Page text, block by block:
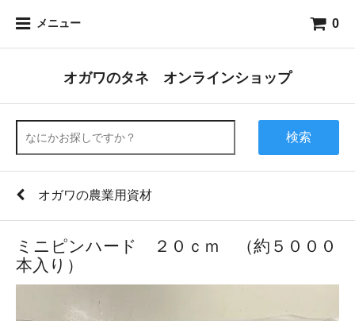
メニュー 0
オガワのタネ オンラインショップ
検索
オガワの農業用資材
ミニピンハード ２０ｃｍ （約５０００
本入り）